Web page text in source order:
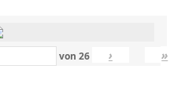
von 26 › »